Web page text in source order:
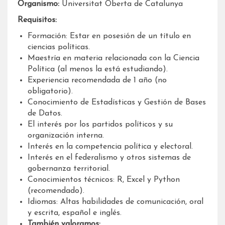
Organismo: Universitat Oberta de Catalunya
Requisitos:
Formación: Estar en posesión de un título en
ciencias políticas.
Maestría en materia relacionada con la Ciencia
Política (al menos la está estudiando).
Experiencia recomendada de 1 año (no
obligatorio).
Conocimiento de Estadísticas y Gestión de Bases
de Datos.
El interés por los partidos políticos y su
organización interna.
Interés en la competencia política y electoral.
Interés en el federalismo y otros sistemas de
gobernanza territorial.
Conocimientos técnicos: R, Excel y Python
(recomendado).
Idiomas: Altas habilidades de comunicación, oral
y escrita, español e inglés.